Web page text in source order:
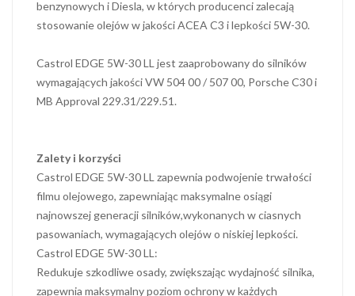
benzynowych i Diesla, w których producenci zalecają
stosowanie olejów w jakości ACEA C3 i lepkości 5W-30.
Castrol EDGE 5W-30 LL jest zaaprobowany do silników
wymagających jakości VW 504 00 / 507 00, Porsche C30 i
MB Approval 229.31/229.51.
Zalety i korzyści
Castrol EDGE 5W-30 LL zapewnia podwojenie trwałości
filmu olejowego, zapewniając maksymalne osiągi
najnowszej generacji silników,wykonanych w ciasnych
pasowaniach, wymagających olejów o niskiej lepkości.
Castrol EDGE 5W-30 LL:
Redukuje szkodliwe osady, zwiększając wydajność silnika,
zapewnia maksymalny poziom ochrony w każdych